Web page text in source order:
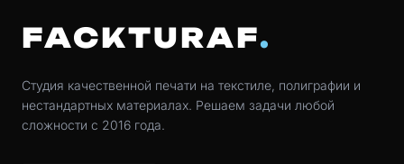
FACKTURAF
Студия качественной печати на текстиле, полиграфии и
нестандартных материалах. Решаем задачи любой
сложности с 2016 года.